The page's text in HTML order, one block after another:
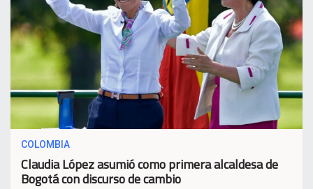
COLOMBIA
Claudia López asumió como primera alcaldesa de
Bogotá con discurso de cambio